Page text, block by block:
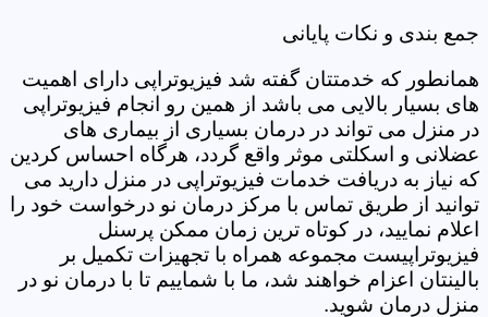
جمع بندی و نکات پایانی
همانطور که خدمتتان گفته شد فیزیوتراپی دارای اهمیت
های بسیار بالایی می باشد از همین رو انجام فیزیوتراپی
در منزل می تواند در درمان بسیاری از بیماری های
عضلانی و اسکلتی موثر واقع گردد، هرگاه احساس کردین
که نیاز به دریافت خدمات فیزیوتراپی در منزل دارید می
توانید از طریق تماس با مرکز درمان نو درخواست خود را
اعلام نمایید، در کوتاه ترین زمان ممکن پرسنل
فیزیوتراپیست مجموعه همراه با تجهیزات تکمیل بر
بالینتان اعزام خواهند شد، ما با شماییم تا با درمان نو در
منزل درمان شوید.